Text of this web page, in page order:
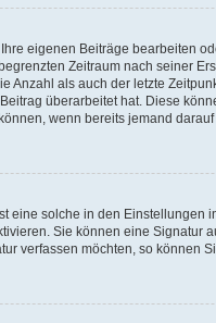
eigenen Beiträge bearbeiten
Zeitraum nach seiner
Anzahl als auch der letzte
überarbeitet hat. Diese
wenn bereits jemand darauf
eine solche in den
Sie können eine
verfassen möchten, so können